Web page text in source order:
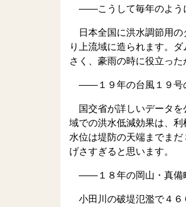
――こうして毎年のように
日本全国に洪水調節用の
り上流域に造られます。
さく、豪雨の時に役立った
――１９年の台風１９号
国交省が詳しいデータを
域での洪水低減効果は、
水位は堤防の天端までま
げさすぎると思います。
――１８年の岡山・真備町
小田川の破堤氾濫で４６